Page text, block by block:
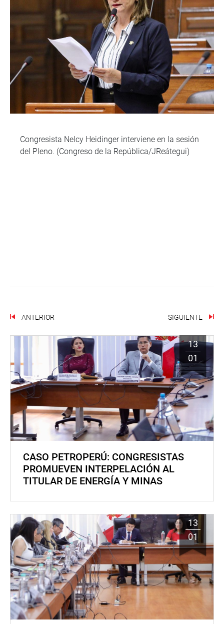
Congresista Nelcy Heidinger interviene en la sesión
del Pleno. (Congreso de la República/JReátegui)
ANTERIOR SIGUIENTE
13
01
CASO PETROPERÚ: CONGRESISTAS
PROMUEVEN INTERPELACIÓN AL
TITULAR DE ENERGÍA Y MINAS
13
01